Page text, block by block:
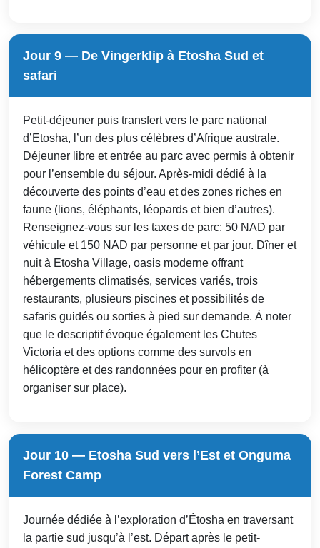
Jour 9 — De Vingerklip à Etosha Sud et
safari
Petit-déjeuner puis transfert vers le parc national
d’Etosha, l’un des plus célèbres d’Afrique australe.
Déjeuner libre et entrée au parc avec permis à obtenir
pour l’ensemble du séjour. Après-midi dédié à la
découverte des points d’eau et des zones riches en
faune (lions, éléphants, léopards et bien d’autres).
Renseignez-vous sur les taxes de parc: 50 NAD par
véhicule et 150 NAD par personne et par jour. Dîner et
nuit à Etosha Village, oasis moderne offrant
hébergements climatisés, services variés, trois
restaurants, plusieurs piscines et possibilités de
safaris guidés ou sorties à pied sur demande. À noter
que le descriptif évoque également les Chutes
Victoria et des options comme des survols en
hélicoptère et des randonnées pour en profiter (à
organiser sur place).
Jour 10 — Etosha Sud vers l’Est et Onguma
Forest Camp
Journée dédiée à l’exploration d’Étosha en traversant
la partie sud jusqu’à l’est. Départ après le petit-